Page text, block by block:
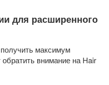
для расширенного
максимум
внимание на Hair